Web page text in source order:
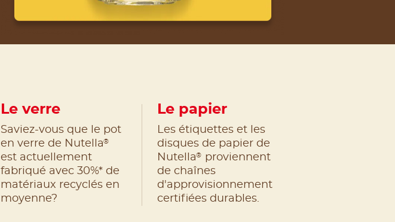
Le verre
Saviez-vous que le pot
en verre de Nutella®
est actuellement
fabriqué avec 30%* de
matériaux recyclés en
moyenne?
Le papier
Les étiquettes et les
disques de papier de
Nutella®
proviennent
de chaînes
d'approvisionnement
certifiées durables.